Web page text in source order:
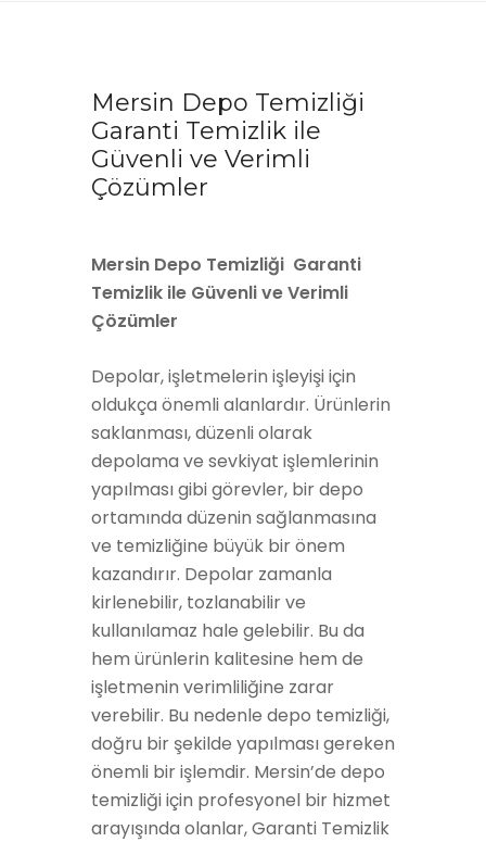
Mersin Depo Temizliği
Garanti Temizlik ile
Güvenli ve Verimli
Çözümler
Mersin Depo Temizliği Garanti
Temizlik ile Güvenli ve Verimli
Çözümler
Depolar, işletmelerin işleyişi için
oldukça önemli alanlardır. Ürünlerin
saklanması, düzenli olarak
depolama ve sevkiyat işlemlerinin
yapılması gibi görevler, bir depo
ortamında düzenin sağlanmasına
ve temizliğine büyük bir önem
kazandırır. Depolar zamanla
kirlenebilir, tozlanabilir ve
kullanılamaz hale gelebilir. Bu da
hem ürünlerin kalitesine hem de
işletmenin verimliliğine zarar
verebilir. Bu nedenle depo temizliği,
doğru bir şekilde yapılması gereken
önemli bir işlemdir. Mersin’de depo
temizliği için profesyonel bir hizmet
arayışında olanlar, Garanti Temizlik